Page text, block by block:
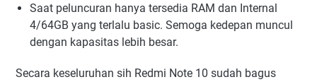
Saat peluncuran hanya tersedia RAM dan Internal
4/64GB yang terlalu basic. Semoga kedepan muncul
dengan kapasitas lebih besar.
Secara keseluruhan sih Redmi Note 10 sudah bagus